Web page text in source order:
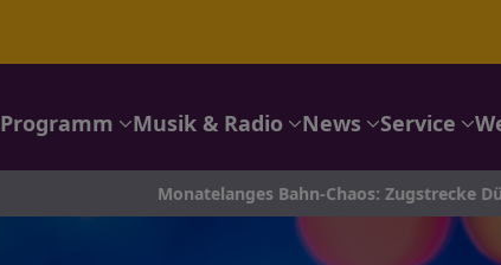
Programm Musik & Radio News Service
Monatelanges Bahn-Chaos: Zugstrecke Düsseldorf–Köln